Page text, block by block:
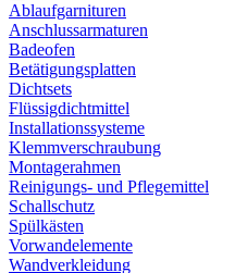
Ablaufgarnituren
Anschlussarmaturen
Badeofen
Betätigungsplatten
Dichtsets
Flüssigdichtmittel
Installationssysteme
Klemmverschraubung
Montagerahmen
Reinigungs- und Pflegemittel
Schallschutz
Spülkästen
Vorwandelemente
Wandverkleidung